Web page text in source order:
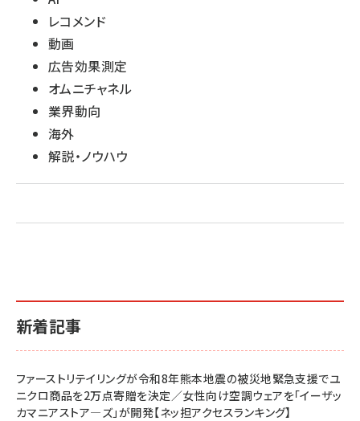
レコメンド
動画
広告効果測定
オムニチャネル
業界動向
海外
解説・ノウハウ
新着記事
ファーストリテイリングが令和8年熊本地震の被災地緊急支援でユ
ニクロ商品を2万点寄贈を決定／女性向け空調ウェアを「イーザッ
カマニアストア―ズ」が開発【ネッ担アクセスランキング】